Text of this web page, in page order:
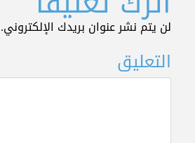
لن يتم نشر عنوان بريدك الإلكتروني.
التعليق